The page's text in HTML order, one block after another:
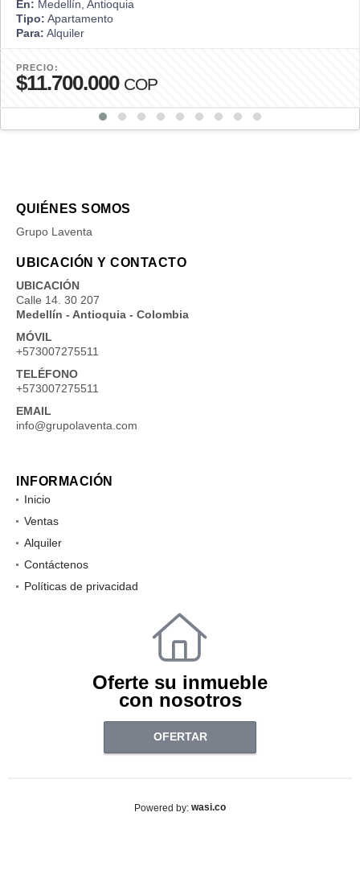
En: Medellín, Antioquia
Tipo: Apartamento
Para: Alquiler
PRECIO:
$11.700.000 COP
QUIÉNES SOMOS
Grupo Laventa
UBICACIÓN Y CONTACTO
UBICACIÓN
Calle 14. 30 207
Medellín - Antioquia - Colombia
MÓVIL
+573007275511
TELÉFONO
+573007275511
EMAIL
info@grupolaventa.com
INFORMACIÓN
Inicio
Ventas
Alquiler
Contáctenos
Políticas de privacidad
Oferte su inmueble
con nosotros
OFERTAR
Powered by: wasi.co